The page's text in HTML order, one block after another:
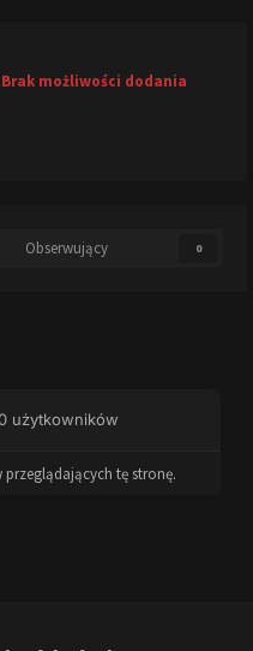
możliwości dodania
Obserwujący 0
użytkowników
tę stronę.